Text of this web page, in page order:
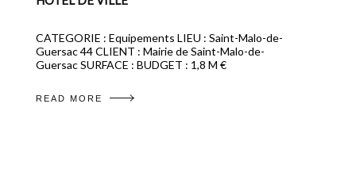
CATEGORIE : Equipements LIEU : Saint-Malo-de-
Guersac 44 CLIENT : Mairie de Saint-Malo-de-
Guersac SURFACE : BUDGET : 1,8 M €
READ MORE